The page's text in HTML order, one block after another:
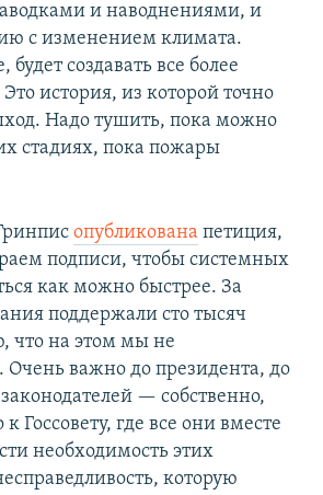
и наводнениями, и
с изменением климата.
будет создавать все более
история, из которой точно
Надо тушить, пока можно
стадиях, пока пожары
опубликована петиция,
подписи, чтобы системных
как можно быстрее. За
поддержали сто тысяч
что на этом мы не
Очень важно до президента, до
— собственно,
Госсовету, где все они вместе
необходимость этих
которую